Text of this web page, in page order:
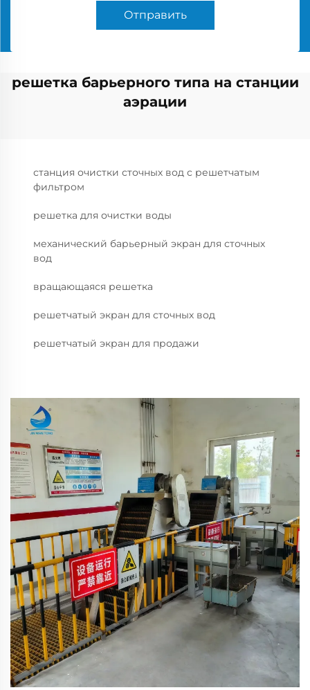
Отправить
решетка барьерного типа на станции
аэрации
станция очистки сточных вод с решетчатым
фильтром
решетка для очистки воды
механический барьерный экран для сточных
вод
вращающаяся решетка
решетчатый экран для сточных вод
решетчатый экран для продажи